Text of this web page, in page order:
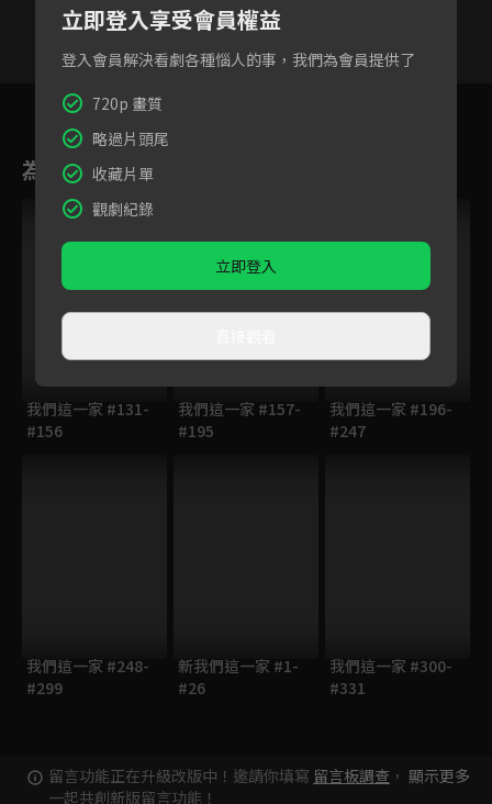
39 40
為您推薦
我們這一家 #131-
#156
我們這一家 #157-
#195
我們這一家 #196-
#247
我們這一家 #248-
#299
新我們這一家 #1-
#26
我們這一家 #300-
#331
留言功能正在升級改版中！邀請你填寫 留言板調查 ，
一起共創新版留言功能！
顯示更多
立即登入享受會員權益
登入會員解決看劇各種惱人的事，我們為會員提供了
720p 畫質
略過片頭尾
收藏片單
觀劇紀錄
立即登入